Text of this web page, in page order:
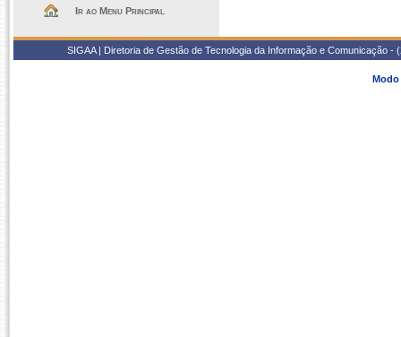
Ir ao Menu Principal
SIGAA | Diretoria de Gestão de Tecnologia da Informação e
Modo